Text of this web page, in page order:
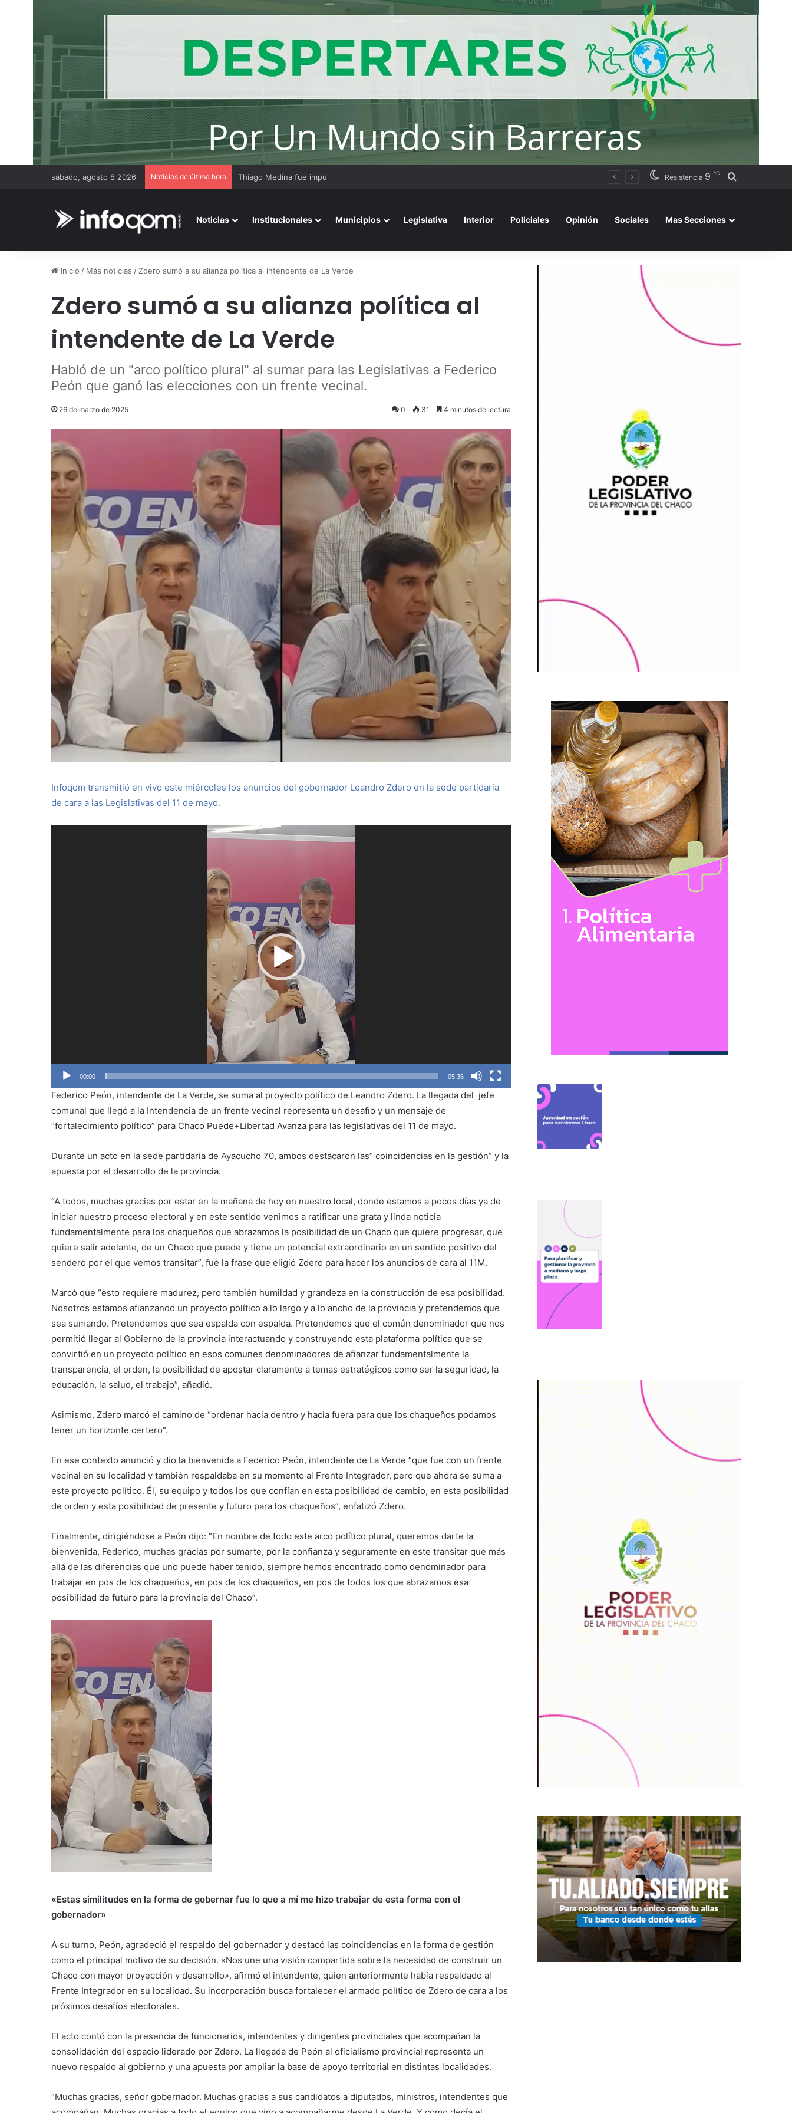
sábado, agosto 8 2026 Noticias de última hora Thiago Medina fue imputado por abuso sexual y la causa continúa bajo investigación judicial Resistencia 9 ℃ Buscar por
Noticias Institucionales Municipios Legislativa Interior Policiales Opinión Sociales Mas Secciones
Inicio / Más noticias / Zdero sumó a su alianza política al intendente de La Verde
Zdero sumó a su alianza política al
intendente de La Verde
Habló de un "arco político plural" al sumar para las Legislativas a Federico
Peón que ganó las elecciones con un frente vecinal.
26 de marzo de 2025 0 31 4 minutos de lectura
Infoqom transmitió en vivo este miércoles los anuncios del gobernador Leandro Zdero en la sede partidaria
de cara a las Legislativas del 11 de mayo.
00:00 05:36
Federico Peón, intendente de La Verde, se suma al proyecto político de Leandro Zdero. La llegada del jefe
comunal que llegó a la Intendencia de un frente vecinal representa un desafío y un mensaje de
“fortalecimiento político” para Chaco Puede+Libertad Avanza para las legislativas del 11 de mayo.
Durante un acto en la sede partidaria de Ayacucho 70, ambos destacaron las” coincidencias en la gestión” y la
apuesta por el desarrollo de la provincia.
“A todos, muchas gracias por estar en la mañana de hoy en nuestro local, donde estamos a pocos días ya de
iniciar nuestro proceso electoral y en este sentido venimos a ratificar una grata y linda noticia
fundamentalmente para los chaqueños que abrazamos la posibilidad de un Chaco que quiere progresar, que
quiere salir adelante, de un Chaco que puede y tiene un potencial extraordinario en un sentido positivo del
sendero por el que vemos transitar”, fue la frase que eligió Zdero para hacer los anuncios de cara al 11M.
Marcó que “esto requiere madurez, pero también humildad y grandeza en la construcción de esa posibilidad.
Nosotros estamos afianzando un proyecto político a lo largo y a lo ancho de la provincia y pretendemos que
sea sumando. Pretendemos que sea espalda con espalda. Pretendemos que el común denominador que nos
permitió llegar al Gobierno de la provincia interactuando y construyendo esta plataforma política que se
convirtió en un proyecto político en esos comunes denominadores de afianzar fundamentalmente la
transparencia, el orden, la posibilidad de apostar claramente a temas estratégicos como ser la seguridad, la
educación, la salud, el trabajo”, añadió.
Asimismo, Zdero marcó el camino de “ordenar hacia dentro y hacia fuera para que los chaqueños podamos
tener un horizonte certero”.
En ese contexto anunció y dio la bienvenida a Federico Peón, intendente de La Verde “que fue con un frente
vecinal en su localidad y también respaldaba en su momento al Frente Integrador, pero que ahora se suma a
este proyecto político. Él, su equipo y todos los que confían en esta posibilidad de cambio, en esta posibilidad
de orden y esta posibilidad de presente y futuro para los chaqueños”, enfatizó Zdero.
Finalmente, dirigiéndose a Peón dijo: “En nombre de todo este arco político plural, queremos darte la
bienvenida, Federico, muchas gracias por sumarte, por la confianza y seguramente en este transitar que más
allá de las diferencias que uno puede haber tenido, siempre hemos encontrado como denominador para
trabajar en pos de los chaqueños, en pos de los chaqueños, en pos de todos los que abrazamos esa
posibilidad de futuro para la provincia del Chaco”.
«Estas similitudes en la forma de gobernar fue lo que a mí me hizo trabajar de esta forma con el
gobernador»
A su turno, Peón, agradeció el respaldo del gobernador y destacó las coincidencias en la forma de gestión
como el principal motivo de su decisión. «Nos une una visión compartida sobre la necesidad de construir un
Chaco con mayor proyección y desarrollo», afirmó el intendente, quien anteriormente había respaldado al
Frente Integrador en su localidad. Su incorporación busca fortalecer el armado político de Zdero de cara a los
próximos desafíos electorales.
El acto contó con la presencia de funcionarios, intendentes y dirigentes provinciales que acompañan la
consolidación del espacio liderado por Zdero. La llegada de Peón al oficialismo provincial representa un
nuevo respaldo al gobierno y una apuesta por ampliar la base de apoyo territorial en distintas localidades.
“Muchas gracias, señor gobernador. Muchas gracias a sus candidatos a diputados, ministros, intendentes que